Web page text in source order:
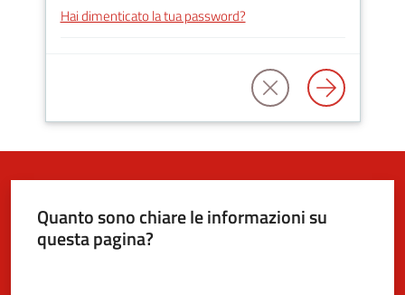
argomenti
Hai dimenticato la tua password?
Quanto sono chiare le informazioni su
questa pagina?